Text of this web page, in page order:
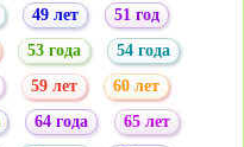
49 лет
51 год
53 года
54 года
59 лет
60 лет
64 года
65 лет